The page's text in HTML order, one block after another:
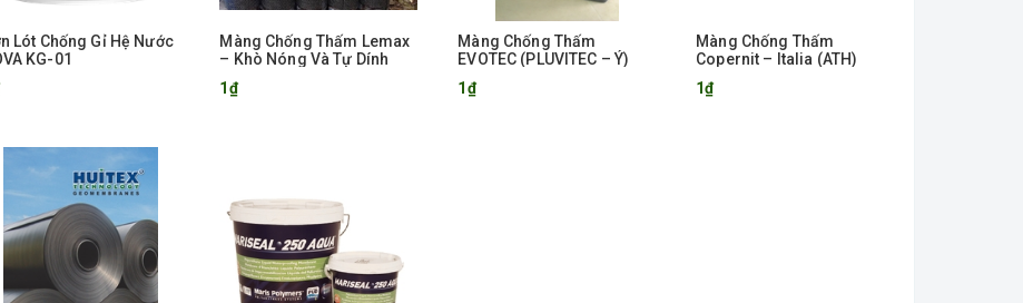
Lót Chống Gỉ Hệ Nước
KG-01
Màng Chống Thấm Lemax
– Khò Nóng Và Tự Dính
1₫
Màng Chống Thấm
EVOTEC (PLUVITEC – Ý)
1₫
Màng Chống Thấm
Copernit – Italia (ATH)
1₫